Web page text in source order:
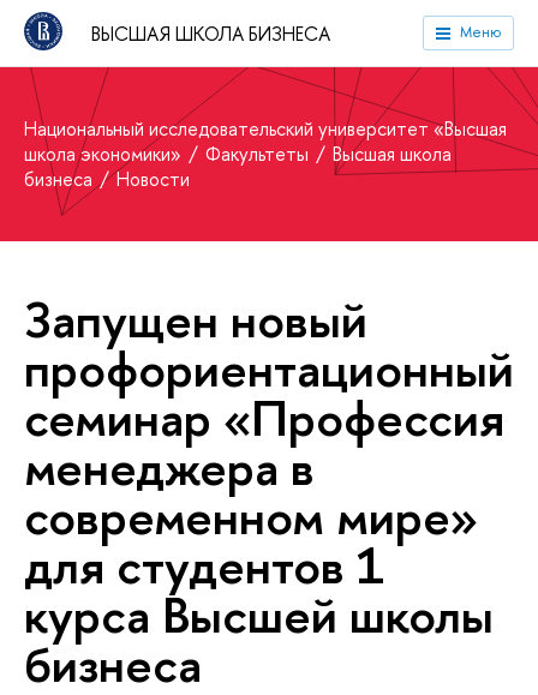
ВЫСШАЯ ШКОЛА БИЗНЕСА Меню
Национальный исследовательский университет «Высшая
школа экономики»
Факультеты
Высшая школа
бизнеса
Новости
Запущен новый
профориентационный
семинар «Профессия
менеджера в
современном мире»
для студентов 1
курса Высшей школы
бизнеса